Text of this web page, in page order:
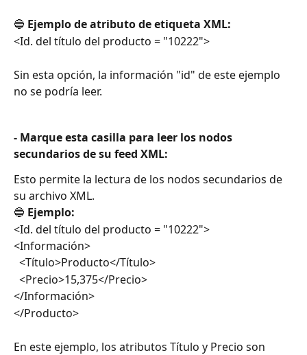
🔵 Ejemplo de atributo de etiqueta XML:
<Id. del título del producto = "10222">
Sin esta opción, la información "id" de este ejemplo
no se podría leer.
- Marque esta casilla para leer los nodos
secundarios de su feed XML:
Esto permite la lectura de los nodos secundarios de
su archivo XML.
🔵 Ejemplo:
<Id. del título del producto = "10222">
<Información>
  <Título>Producto</Título>
  <Precio>15,375</Precio>
</Información>
</Producto>
En este ejemplo, los atributos Título y Precio son